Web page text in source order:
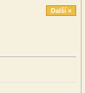
Další »